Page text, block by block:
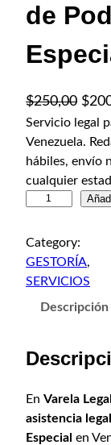
de
$250,00 E
l
p
r
e
c
o
i
a
l
$
Servicio legal
Venezuela.
hábiles, envío
cualquier
r
v
i
o
o
g
Category:
GESTORÍA
SERVICIOS
Descripción
En Varela
asistencia legal
Especial en